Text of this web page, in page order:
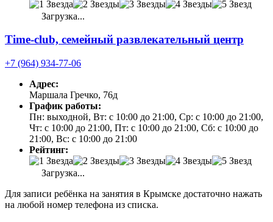
Загрузка...
Time-club, семейный развлекательный центр
+7 (964) 934-77-06
Адрес:
Маршала Гречко, 76д
График работы:
Пн: выходной, Вт: с 10:00 до 21:00, Ср: с 10:00 до 21:00,
Чт: с 10:00 до 21:00, Пт: с 10:00 до 21:00, Сб: с 10:00 до
21:00, Вс: с 10:00 до 21:00
Рейтинг:
Загрузка...
Для записи ребёнка на занятия в Крымске достаточно нажать
на любой номер телефона из списка.